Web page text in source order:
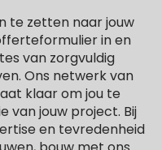
te zetten naar jouw
in en
van zorgvuldig
Ons netwerk van
klaar om jou te
van jouw project. Bij
en tevredenheid